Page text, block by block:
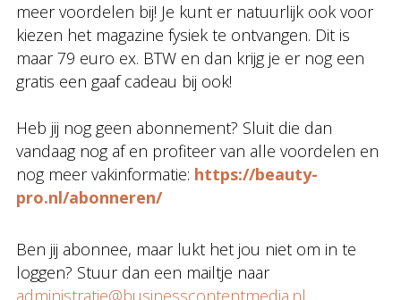
meer voordelen bij! Je kunt er natuurlijk ook voor
kiezen het magazine fysiek te ontvangen. Dit is
maar 79 euro ex. BTW en dan krijg je er nog een
gratis een gaaf cadeau bij ook!
Heb jij nog geen abonnement? Sluit die dan
vandaag nog af en profiteer van alle voordelen en
nog meer vakinformatie: https://beauty-
pro.nl/abonneren/
Ben jij abonnee, maar lukt het jou niet om in te
loggen? Stuur dan een mailtje naar
administratie@businesscontentmedia.nl.